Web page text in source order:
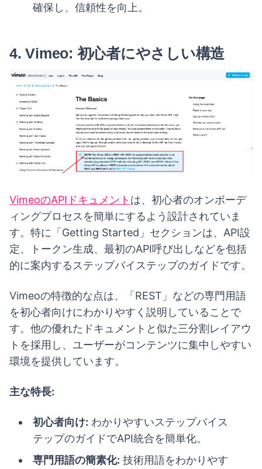
確保し、信頼性を向上。
4.Vimeo: 初心者にやさしい構造
VimeoのAPIドキュメント は、初心者のオンボーデ
ィングプロセスを簡単にするよう設計されていま
す。特に「Getting Started」セクションは、API設
定、トークン生成、最初のAPI呼び出しなどを包括
的に案内するステップバイステップのガイドです。
Vimeoの特徴的な点は、「REST」などの専門用語
を初心者向けにわかりやすく説明していることで
す。他の優れたドキュメントと似た三分割レイアウ
トを採用し、ユーザーがコンテンツに集中しやすい
環境を提供しています。
主な特長:
初心者向け: わかりやすいステップバイス
テップのガイドでAPI統合を簡単化。
専門用語の簡素化: 技術用語をわかりやす